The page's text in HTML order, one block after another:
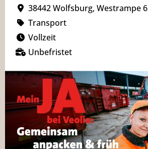
38442 Wolfsburg, Westrampe 6
Transport
Vollzeit
Unbefristet